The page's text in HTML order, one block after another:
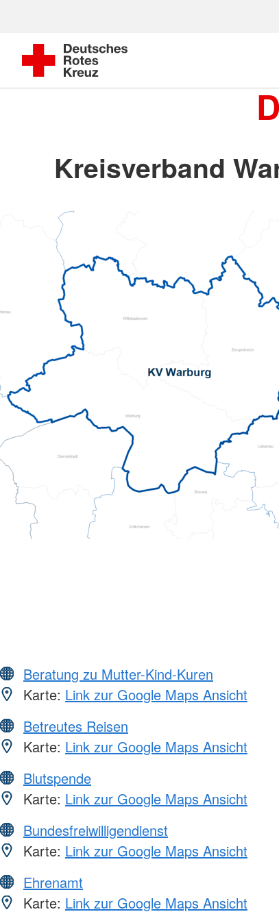
Kreisverband
Beratung zu Mutter-Kind-Kuren
Karte: Link zur Google Maps Ansicht
Betreutes Reisen
Karte: Link zur Google Maps Ansicht
Blutspende
Karte: Link zur Google Maps Ansicht
Bundesfreiwilligendienst
Karte: Link zur Google Maps Ansicht
Ehrenamt
Karte: Link zur Google Maps Ansicht